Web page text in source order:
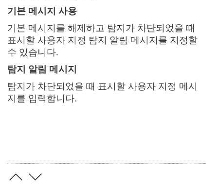
기본 메시지 사용
기본 메시지를 해제하고 탐지가 차단되었을 때
표시할 사용자 지정 탐지 알림 메시지를 지정할
수 있습니다.
탐지 알림 메시지
탐지가 차단되었을 때 표시할 사용자 지정 메시
지를 입력합니다.